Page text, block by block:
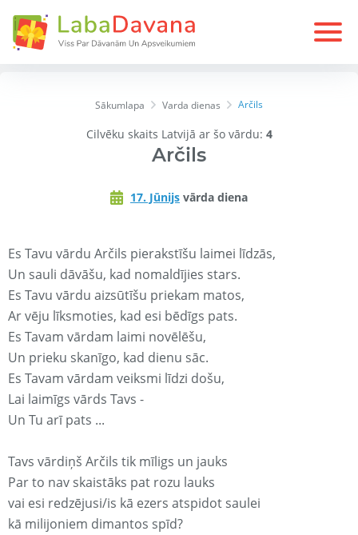
Sākumlapa Varda dienas Arčils
Cilvēku skaits Latvijā ar šo vārdu: 4
Arčils
17. Jūnijs vārda diena
Es Tavu vārdu Arčils pierakstīšu laimei līdzās,
Un sauli dāvāšu, kad nomaldījies stars.
Es Tavu vārdu aizsūtīšu priekam matos,
Ar vēju līksmoties, kad esi bēdīgs pats.
Es Tavam vārdam laimi novēlēšu,
Un prieku skanīgo, kad dienu sāc.
Es Tavam vārdam veiksmi līdzi došu,
Lai laimīgs vārds Tavs -
Un Tu arī pats ...
Tavs vārdiņš Arčils tik mīligs un jauks
Par to nav skaistāks pat rozu lauks
vai esi redzējusi/is kā ezers atspidot saulei
kā milijoniem dimantos spīd?